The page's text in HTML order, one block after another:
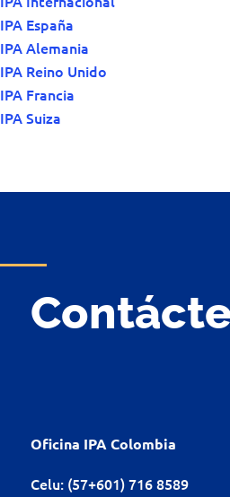
IPA España
IPA Alemania
IPA Reino Unido
IPA Francia
IPA Suiza
Oficina IPA Colombia
Celu: (57+601) 716 8589